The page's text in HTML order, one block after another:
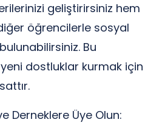
geliştirirsiniz hem
öğrencilerle sosyal
Bu
dostluklar kurmak için
Derneklere Üye Olun: